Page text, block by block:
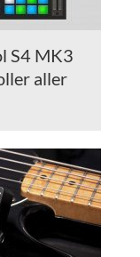
S4 MK3
aller